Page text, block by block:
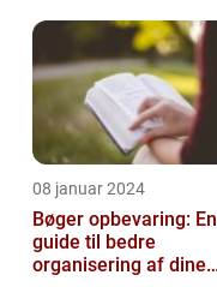
08 januar 2024
Bøger opbevaring: En
guide til bedre
organisering af dine